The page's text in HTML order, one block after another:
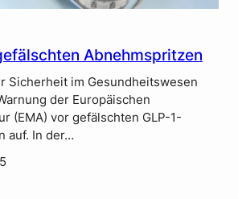
Abnehmspritzen
Sicherheit im Gesundheitswesen
der Europäischen
(EMA) vor gefälschten GLP-1-
auf. In der…